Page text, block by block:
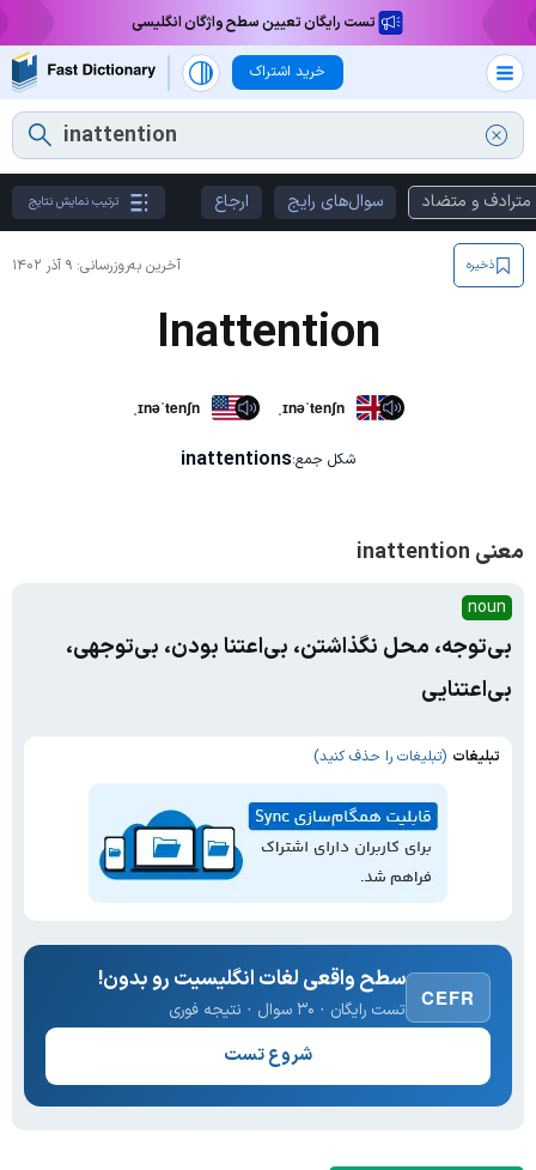
تست رایگان تعیین سطح واژگان انگلیسی
خرید اشتراک
مترادف و متضاد سوال‌های رایج ارجاع ترتیب نمایش نتایج
آخرین به‌روزرسانی: ۹ آذر ۱۴۰۲ ذخیره
Inattention
ˌɪnəˈtenʃn ˌɪnəˈtenʃn
شکل جمع:inattentions
معنی inattention
noun
بی‌توجه، محل نگذاشتن، بی‌اعتنا بودن، بی‌توجهی،
بی‌اعتنایی
تبلیغات (تبلیغات را حذف کنید)
CEFR
سطح واقعی لغات انگلیسیت رو بدون!
تست رایگان · ۳۰ سوال · نتیجه فوری
شروع تست